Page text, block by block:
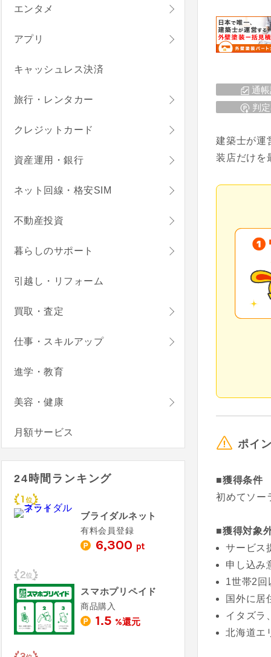
通
判
建築士が運
装店だけを
ポイ
■獲得条件
初めてソー
■獲得対象
サービス
申し込み
1世帯2回
国外に居
イタズラ
北海道エ
エンタメ
アプリ
キャッシュレス決済
旅行・レンタカー
クレジットカード
資産運用・銀行
ネット回線・格安SIM
不動産投資
暮らしのサポート
引越し・リフォーム
買取・査定
仕事・スキルアップ
進学・教育
美容・健康
月額サービス
24時間ランキング
ブライダルネット
有料会員登録
6,300 pt
スマホプリペイド
商品購入
1.5 %還元